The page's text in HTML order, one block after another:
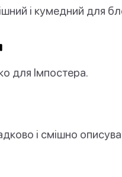
і кумедний для
для Імпостера.
і смішно